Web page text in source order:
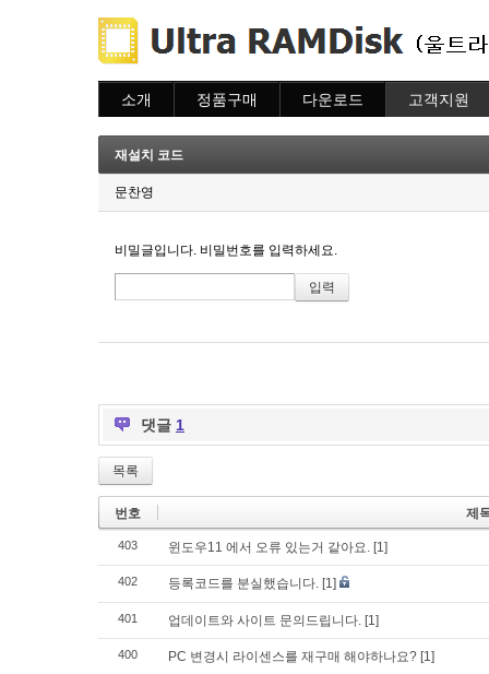
소개 정품구매
이용안내
다운로드 고객지원
질문하기
재설치 코드
문찬영
비밀글입니다. 비밀번호를 입력하세요.
댓글 1
목록
번호 제
403 윈도우11 에서 오류 있는거 같아요. [1]
402 등록코드를 분실했습니다. [1]
401 업데이트와 사이트 문의드립니다. [1]
400 PC 변경시 라이센스를 재구매 해야하나요? [1]